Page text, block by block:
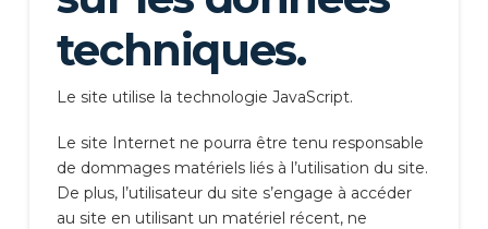
techniques.
Le site utilise la technologie JavaScript.
Le site Internet ne pourra être tenu responsable
de dommages matériels liés à l’utilisation du site.
De plus, l’utilisateur du site s’engage à accéder
au site en utilisant un matériel récent, ne